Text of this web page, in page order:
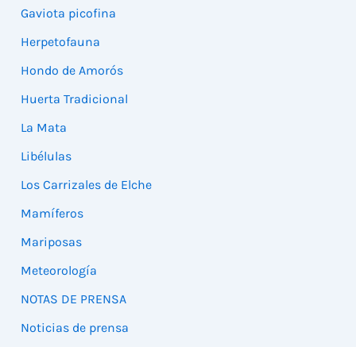
Gaviota picofina
Herpetofauna
Hondo de Amorós
Huerta Tradicional
La Mata
Libélulas
Los Carrizales de Elche
Mamíferos
Mariposas
Meteorología
NOTAS DE PRENSA
Noticias de prensa